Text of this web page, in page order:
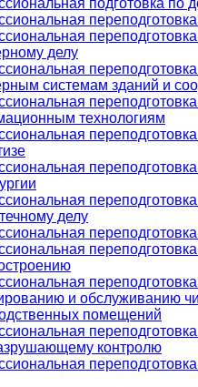
делу
системам зданий и
технологиям
делу
переподготовка
и обслуживанию
помещений
контролю